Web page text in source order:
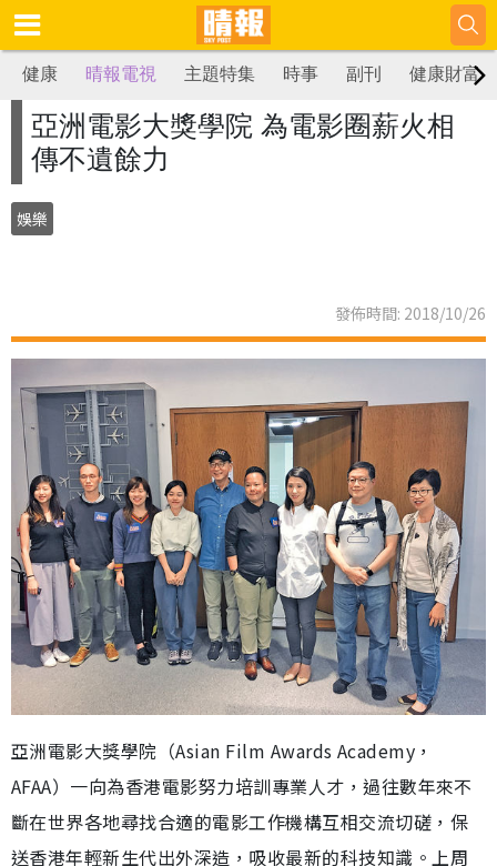
健康 晴報電視 主題特集 時事 副刊 健康財富
亞洲電影大獎學院 為電影圈薪火相
傳不遺餘力
娛樂
發佈時間: 2018/10/26
亞洲電影大獎學院（Asian Film Awards Academy，
AFAA）一向為香港電影努力培訓專業人才，過往數年來不
斷在世界各地尋找合適的電影工作機構互相交流切磋，保
送香港年輕新生代出外深造，吸收最新的科技知識。上周